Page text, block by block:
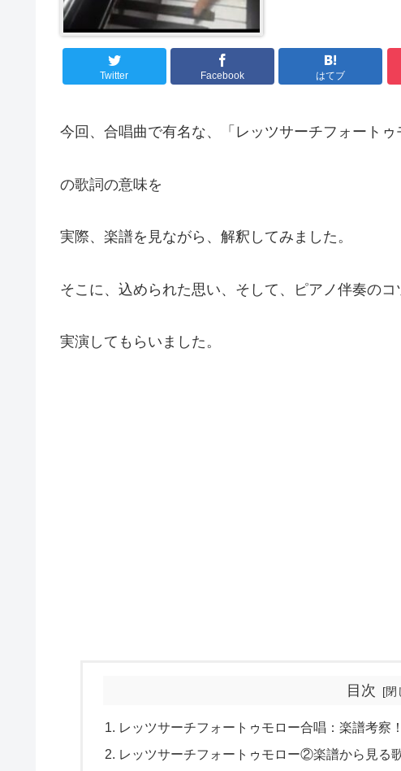
Twitter Facebook はてブ
今回、合唱曲で有名な、「レッツサーチフォートゥ
の歌詞の意味を
実際、楽譜を見ながら、解釈してみました。
そこに、込められた思い、そして、ピアノ伴奏の
実演してもらいました。
目次
レッツサーチフォートゥモロー合唱：楽譜考
レッツサーチフォートゥモロー②楽譜から見る